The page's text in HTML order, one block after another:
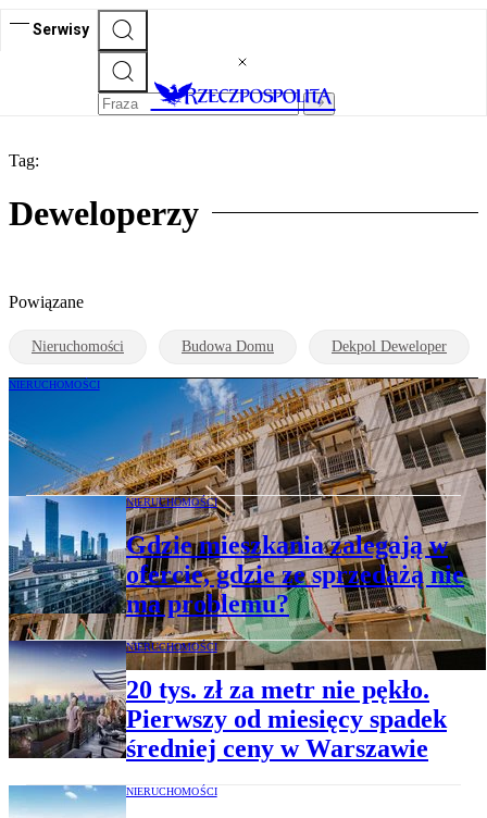
Serwisy
Tag:
Deweloperzy
Powiązane
Nieruchomości Budowa Domu Dekpol Deweloper
NIERUCHOMOŚCI
Zakaz podnoszenia ceny mieszkania. Jest
nowa wersja projektu
NIERUCHOMOŚCI
Gdzie mieszkania zalegają w
ofercie, gdzie ze sprzedażą nie
ma problemu?
NIERUCHOMOŚCI
20 tys. zł za metr nie pękło.
Pierwszy od miesięcy spadek
średniej ceny w Warszawie
NIERUCHOMOŚCI